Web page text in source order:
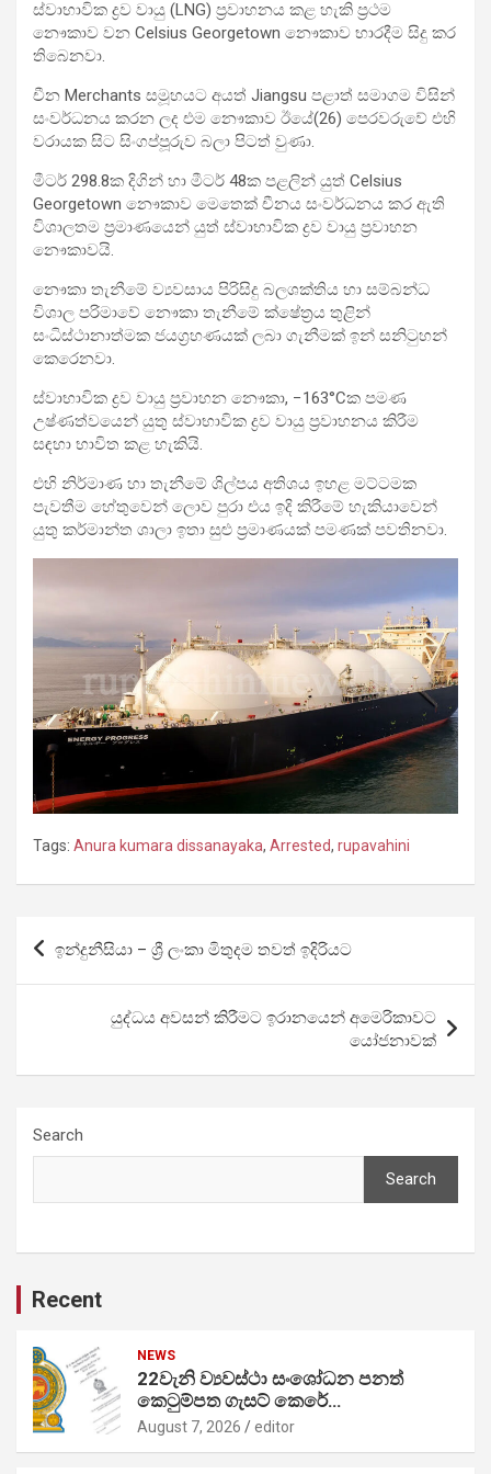
ස්වාභාවික ද්‍රව වායු (LNG) ප්‍රවාහනය කළ හැකි ප්‍රථම
නෞකාව වන Celsius Georgetown නෞකාව භාරදීම සිදු කර
තිබෙනවා.
චීන Merchants සමූහයට අයත් Jiangsu පළාත් සමාගම විසින්
සංවර්ධනය කරන ලද එම නෞකාව ඊයේ(26) පෙරවරුවේ එහි
වරායක සිට සිංගප්පූරුව බලා පිටත් වුණා.
මීටර් 298.8ක දිගින් හා මීටර් 48ක පළලින් යුත් Celsius
Georgetown නෞකාව මෙතෙක් චීනය සංවර්ධනය කර ඇති
විශාලතම ප්‍රමාණයෙන් යුත් ස්වාභාවික ද්‍රව වායු ප්‍රවාහන
නෞකාවයි.
නෞකා තැනීමේ ව්‍යවසාය පිරිසිදු බලශක්තිය හා සම්බන්ධ
විශාල පරිමාවේ නෞකා තැනීමේ ක්ෂේත්‍රය තුළින්
සංධිස්ථානාත්මක ජයග්‍රහණයක් ලබා ගැනීමක් ඉන් සනිටුහන්
කෙරෙනවා.
ස්වාභාවික ද්‍රව වායු ප්‍රවාහන නෞකා, −163°Cක පමණ
උෂ්ණත්වයෙන් යුතු ස්වාභාවික ද්‍රව වායු ප්‍රවාහනය කිරීම
සඳහා භාවිත කළ හැකියි.
එහි නිර්මාණ හා තැනීමේ ශිල්පය අතිශය ඉහළ මට්ටමක
පැවතීම හේතුවෙන් ලොව පුරා එය ඉදි කිරීමේ හැකියාවෙන්
යුතු කර්මාන්ත ශාලා ඉතා සුළු ප්‍රමාණයක් පමණක් පවතිනවා.
Tags: Anura kumara dissanayaka, Arrested, rupavahini
Post
navigation
ඉන්දුනීසියා – ශ්‍රී ලංකා මිතුදම තවත් ඉදිරියට
යුද්ධය අවසන් කිරීමට ඉරානයෙන් අමෙරිකාවට
යෝජනාවක්
Search
Search
Recent
NEWS
22වැනි ව්‍යවස්ථා සංශෝධන පනත්
කෙටුම්පත ගැසට් කෙරේ…
August 7, 2026 editor